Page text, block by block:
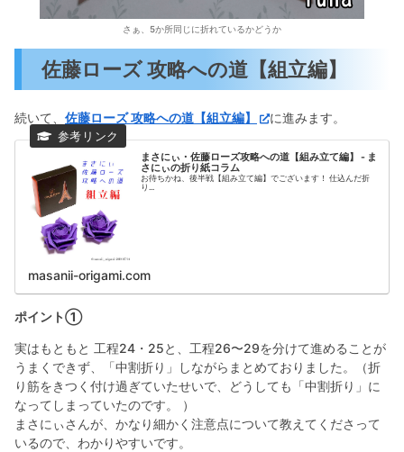
さぁ、5か所同じに折れているかどうか
佐藤ローズ 攻略への道【組立編】
続いて、 佐藤ローズ 攻略への道【組立編】 に進みます。
まさにぃ・佐藤ローズ攻略への道【組み立て編】 - ま
さにぃの折り紙コラム
お待ちかね、後半戦【組み立て編】でございます！ 仕込んだ折
り...
masanii-origami.com
ポイント①
実はもともと 工程24・25と、工程26〜29を分けて進めることが
うまくできず、「中割折り」しながらまとめておりました。（折
り筋をきつく付け過ぎていたせいで、どうしても「中割折り」に
なってしまっていたのです。 ）
まさにぃさんが、かなり細かく注意点について教えてくださって
いるので、わかりやすいです。